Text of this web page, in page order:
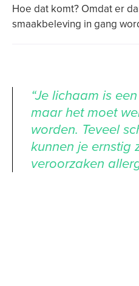
Hoe dat komt? Omdat er
smaakbeleving in gang
“Je lichaam is
maar het moet
worden. Teveel
kunnen je ernstig
veroorzaken